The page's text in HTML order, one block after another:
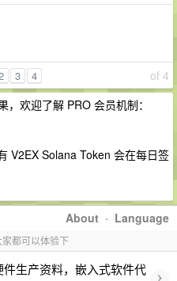
of 4
3 4
欢迎了解 PRO 会员机制：
V2EX Solana Token 会在每日签
About · Language
都可以体验下
生产资料，嵌入式软件代
›